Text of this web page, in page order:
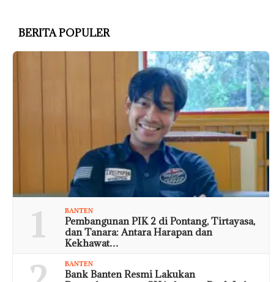
BERITA POPULER
1 BANTEN
Pembangunan PIK 2 di Pontang, Tirtayasa,
dan Tanara: Antara Harapan dan
Kekhawat…
BANTEN
Bank Banten Resmi Lakukan